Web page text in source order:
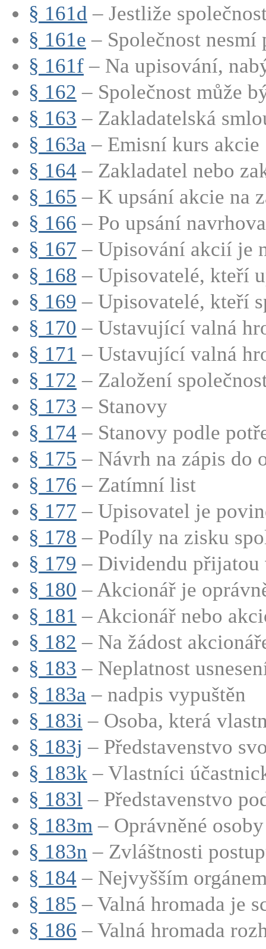
§ 161d – Jestliže
§ 161e – Společnost nesmí
§ 161f – Na upisování,
§ 162 – Společnost může
§ 163 – Zakladatelská
§ 163a – Emisní kurs akcie
§ 164 – Zakladatel nebo
§ 165 – K upsání akcie na
§ 166 – Po upsání
§ 167 – Upisování akcií je
§ 168 – Upisovatelé, kteří
§ 169 – Upisovatelé, kteří
§ 170 – Ustavující valná
§ 171 – Ustavující valná
§ 172 – Založení
§ 173 – Stanovy
§ 174 – Stanovy podle
§ 175 – Návrh na zápis do
§ 176 – Zatímní list
§ 177 – Upisovatel je
§ 178 – Podíly na zisku
§ 179 – Dividendu přijatou
§ 180 – Akcionář je
§ 181 – Akcionář nebo
§ 182 – Na žádost
§ 183 – Neplatnost
§ 183a – nadpis vypuštěn
§ 183i – Osoba, která
§ 183j – Představenstvo
§ 183k – Vlastníci
§ 183l – Představenstvo
§ 183m – Oprávněné
§ 183n – Zvláštnosti
§ 184 – Nejvyšším
§ 185 – Valná hromada je
§ 186 – Valná hromada